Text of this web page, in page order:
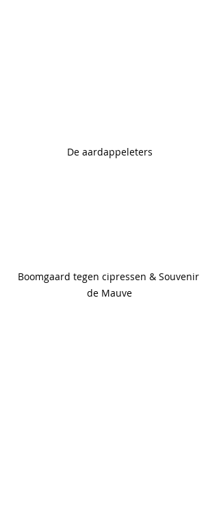
De aardappeleters
Boomgaard tegen cipressen & Souvenir
de Mauve